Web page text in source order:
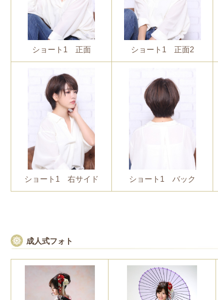
ショート1 正面 ショート1 正面2
ショート1 右サイド ショート1 バック
成人式フォト